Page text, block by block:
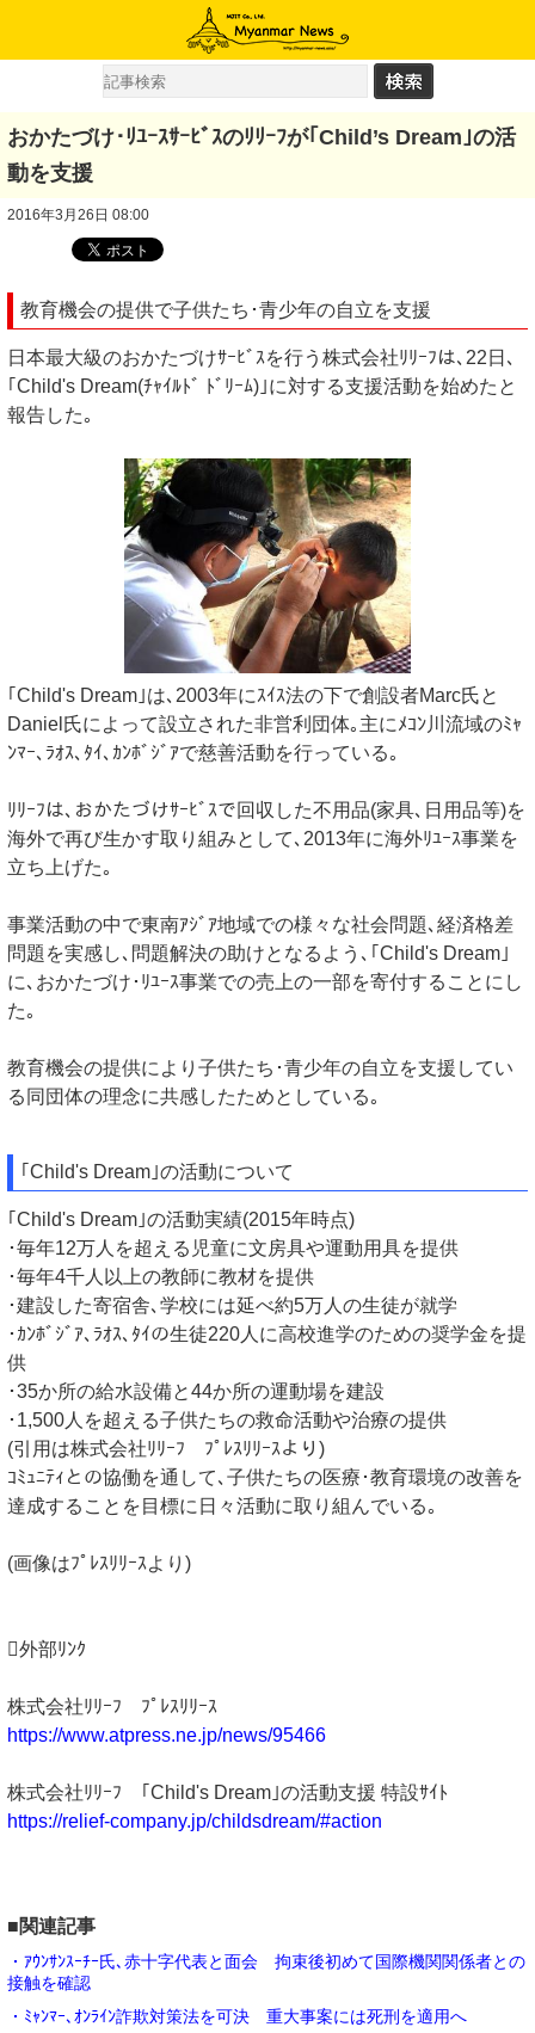
おかたづけ･ﾘﾕｰｽｻｰﾋﾞｽのﾘﾘｰﾌが｢Child’s Dream｣の活
動を支援
2016年3月26日 08:00
教育機会の提供で子供たち･青少年の自立を支援
日本最大級のおかたづけｻｰﾋﾞｽを行う株式会社ﾘﾘｰﾌは､22日､
｢Child's Dream(ﾁｬｲﾙﾄﾞ ﾄﾞﾘｰﾑ)｣に対する支援活動を始めたと
報告した｡
｢Child's Dream｣は､2003年にｽｲｽ法の下で創設者Marc氏と
Daniel氏によって設立された非営利団体｡主にﾒｺﾝ川流域のﾐｬ
ﾝﾏｰ､ﾗｵｽ､ﾀｲ､ｶﾝﾎﾞｼﾞｱで慈善活動を行っている｡
ﾘﾘｰﾌは､おかたづけｻｰﾋﾞｽで回収した不用品(家具､日用品等)を
海外で再び生かす取り組みとして､2013年に海外ﾘﾕｰｽ事業を
立ち上げた｡
事業活動の中で東南ｱｼﾞｱ地域での様々な社会問題､経済格差
問題を実感し､問題解決の助けとなるよう､｢Child's Dream｣
に､おかたづけ･ﾘﾕｰｽ事業での売上の一部を寄付することにし
た｡
教育機会の提供により子供たち･青少年の自立を支援してい
る同団体の理念に共感したためとしている｡
｢Child's Dream｣の活動について
｢Child's Dream｣の活動実績(2015年時点)
･毎年12万人を超える児童に文房具や運動用具を提供
･毎年4千人以上の教師に教材を提供
･建設した寄宿舎､学校には延べ約5万人の生徒が就学
･ｶﾝﾎﾞｼﾞｱ､ﾗｵｽ､ﾀｲの生徒220人に高校進学のための奨学金を提
供
･35か所の給水設備と44か所の運動場を建設
･1,500人を超える子供たちの救命活動や治療の提供
(引用は株式会社ﾘﾘｰﾌ ﾌﾟﾚｽﾘﾘｰｽより)
ｺﾐｭﾆﾃｨとの協働を通して､子供たちの医療･教育環境の改善を
達成することを目標に日々活動に取り組んでいる｡
(画像はﾌﾟﾚｽﾘﾘｰｽより)
外部ﾘﾝｸ
株式会社ﾘﾘｰﾌ ﾌﾟﾚｽﾘﾘｰｽ
https://www.atpress.ne.jp/news/95466
株式会社ﾘﾘｰﾌ ｢Child's Dream｣の活動支援 特設ｻｲﾄ
https://relief-company.jp/childsdream/#action
■関連記事
・ｱｳﾝｻﾝｽｰﾁｰ氏､赤十字代表と面会 拘束後初めて国際機関関係者との
接触を確認
・ﾐｬﾝﾏｰ､ｵﾝﾗｲﾝ詐欺対策法を可決 重大事案には死刑を適用へ